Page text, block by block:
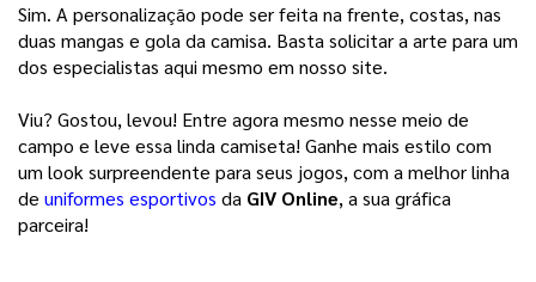
Sim. A personalização pode ser feita na frente, costas, nas
duas mangas e gola da camisa. Basta solicitar a arte para um
dos especialistas aqui mesmo em nosso site.
Viu? Gostou, levou! Entre agora mesmo nesse meio de
campo e leve essa linda camiseta! Ganhe mais estilo com
um look surpreendente para seus jogos, com a melhor linha
de uniformes esportivos da GIV Online, a sua gráfica
parceira!